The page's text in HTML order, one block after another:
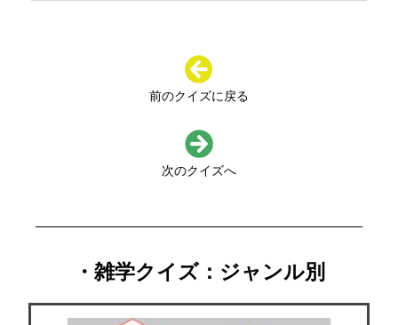
前のクイズに戻る
次のクイズへ
・雑学クイズ：ジャンル別